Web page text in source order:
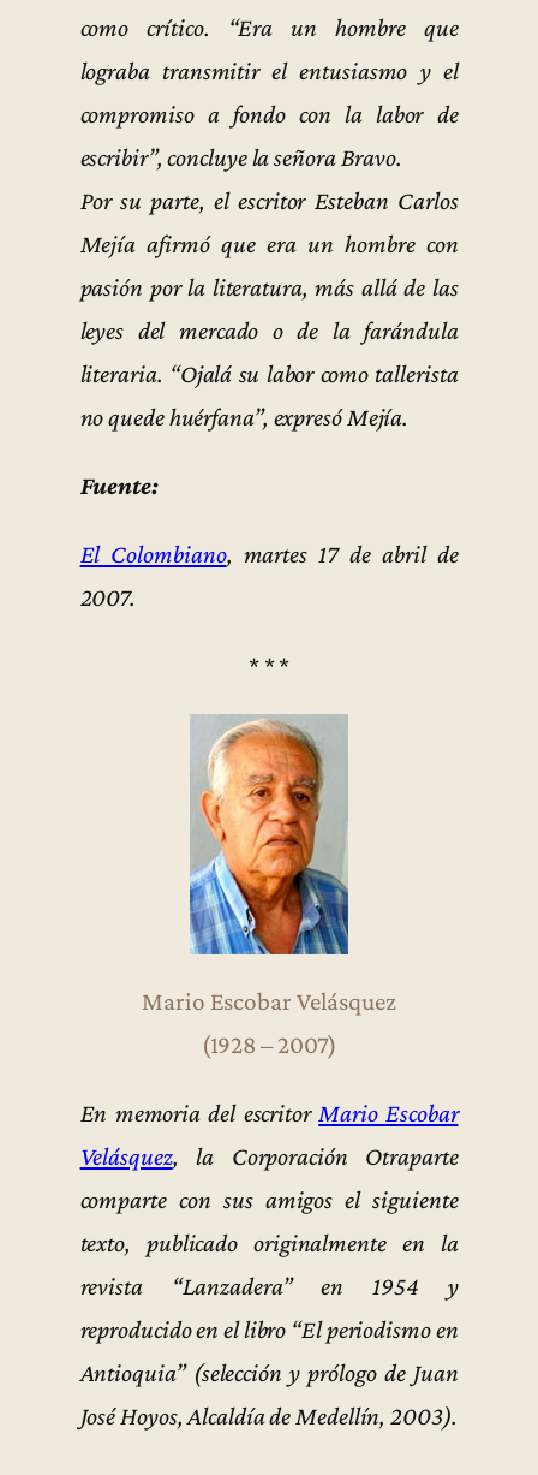
como crítico. “Era un hombre que
lograba transmitir el entusiasmo y el
compromiso a fondo con la labor de
escribir”, concluye la señora Bravo.
Por su parte, el escritor Esteban Carlos
Mejía afirmó que era un hombre con
pasión por la literatura, más allá de las
leyes del mercado o de la farándula
literaria. “Ojalá su labor como tallerista
no quede huérfana”, expresó Mejía.
Fuente:
El Colombiano, martes 17 de abril de
2007.
* * *
Mario Escobar Velásquez
(1928 – 2007)
En memoria del escritorMario Escobar
Velásquez, la Corporación Otraparte
comparte con sus amigos el siguiente
texto, publicado originalmente en la
revista “Lanzadera” en 1954 y
reproducido en el libro “El periodismo en
Antioquia” (selección y prólogo de Juan
José Hoyos, Alcaldía de Medellín, 2003).